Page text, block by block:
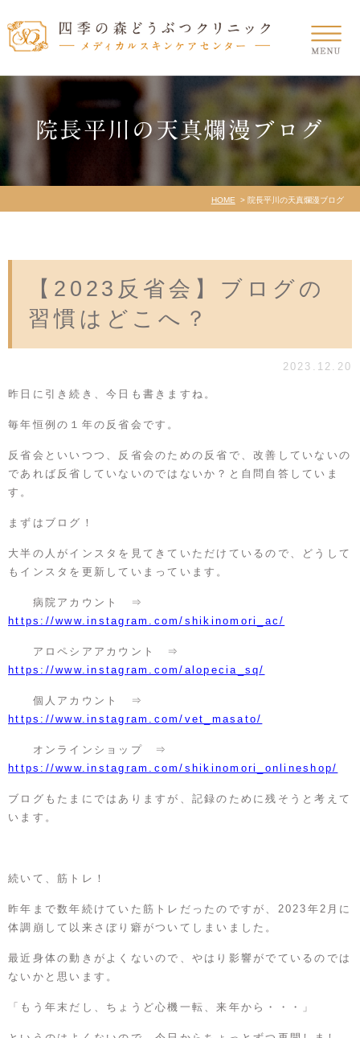
院長平川の天真爛漫ブログ
HOME 院長平川の天真爛漫ブログ
【2023反省会】ブログの
習慣はどこへ？
2023.12.20
昨日に引き続き、今日も書きますね。
毎年恒例の１年の反省会です。
反省会といいつつ、反省会のための反省で、改善していないの
であれば反省していないのではないか？と自問自答していま
す。
まずはブログ！
大半の人がインスタを見てきていただけているので、どうして
もインスタを更新していまっています。
病院アカウント ⇒
https://www.instagram.com/shikinomori_ac/
アロペシアアカウント ⇒
https://www.instagram.com/alopecia_sq/
個人アカウント ⇒
https://www.instagram.com/vet_masato/
オンラインショップ ⇒
https://www.instagram.com/shikinomori_onlineshop/
ブログもたまにではありますが、記録のために残そうと考えて
います。
続いて、筋トレ！
昨年まで数年続けていた筋トレだったのですが、2023年2月に
体調崩して以来さぼり癖がついてしまいました。
最近身体の動きがよくないので、やはり影響がでているのでは
ないかと思います。
「もう年末だし、ちょうど心機一転、来年から・・・」